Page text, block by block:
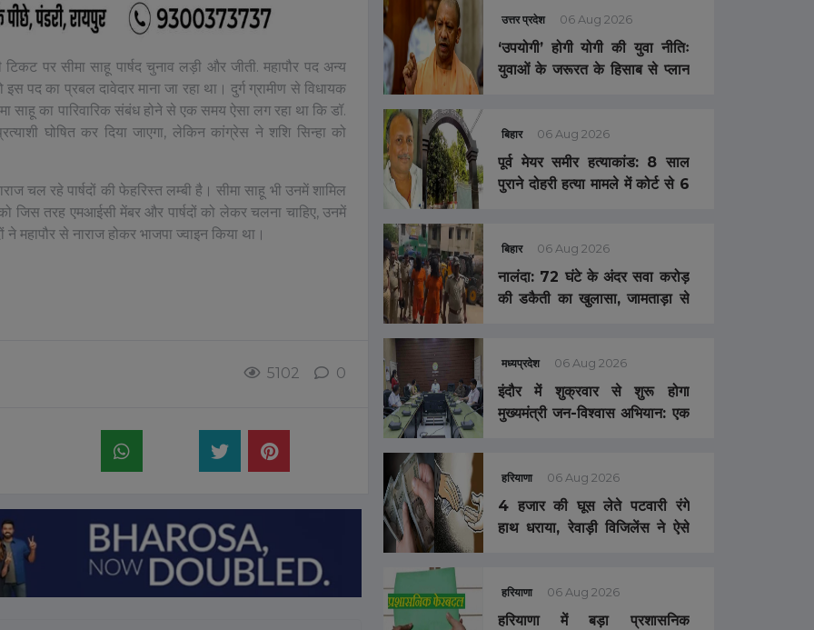
पर सीमा साहू पार्षद चुनाव लड़ी और जीती. महापौर पद अन्य
पद का प्रबल दावेदार माना जा रहा था। दुर्ग ग्रामीण से विधायक
साहू का पारिवारिक संबंध होने से एक समय ऐसा लग रहा था कि डॉ.
घोषित कर दिया जाएगा, लेकिन कांग्रेस ने शशि सिन्हा को
चल रहे पार्षदों की फेहरिस्त लम्बी है। सीमा साहू भी उनमें शामिल
जिस तरह एमआईसी मेंबर और पार्षदों को लेकर चलना चाहिए, उनमें
महापौर से नाराज होकर भाजपा ज्वाइन किया था।
5102 0
‘शहीद राजीव पांडे पुरस्कार’ और
नौकरी नहीं मिली तो नीलाम कर दूंगा
मेडल
उत्तर प्रदेश 06 Aug 2026
‘उपयोगी’ होगी योगी की युवा नीतिः
युवाओं के जरूरत के हिसाब से प्लान
विचार
बिहार 06 Aug 2026
पूर्व मेयर समीर हत्याकांड: 8 साल
पुराने दोहरी हत्या मामले में कोर्ट से 6
बिहार 06 Aug 2026
नालंदा: 72 घंटे के अंदर सवा करोड़
की डकैती का खुलासा, जामताड़ा से
मध्यप्रदेश 06 Aug 2026
इंदौर में शुक्रवार से शुरू होगा
मुख्यमंत्री जन-विश्वास अभियान: एक
चंदन से होगी शुरुआत
हरियाणा 06 Aug 2026
4 हजार की घूस लेते पटवारी रंगे
हाथ धराया, रेवाड़ी विजिलेंस ने ऐसे
हरियाणा 06 Aug 2026
हरियाणा में बड़ा प्रशासनिक